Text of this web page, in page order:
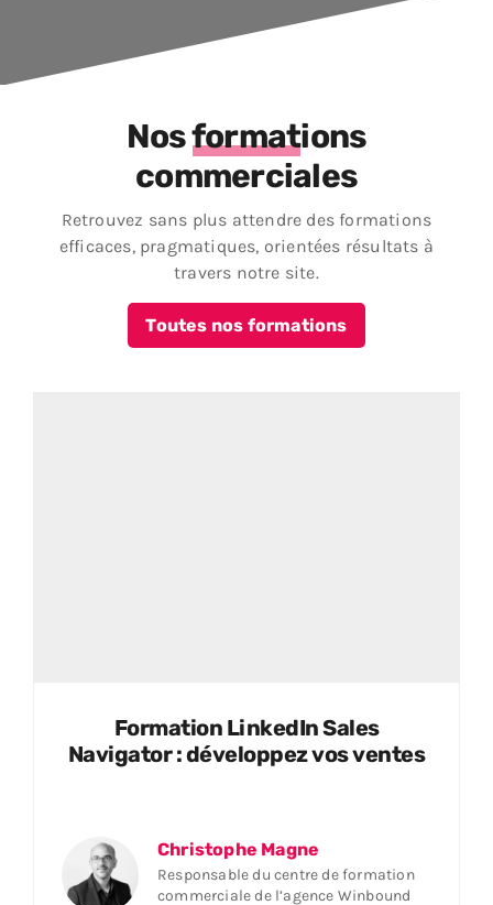
Nos formations
commerciales
Retrouvez sans plus attendre des formations
efficaces, pragmatiques, orientées résultats à
travers notre site.
Toutes nos formations
Formation LinkedIn Sales
Navigator : développez vos ventes
Christophe Magne
Responsable du centre de formation
commerciale de l’agence Winbound